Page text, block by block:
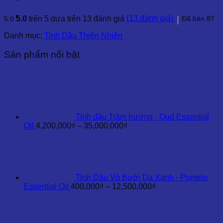
5.0 5.0 trên 5 dựa trên 13 đánh giá (13 đánh giá) Đã bán 87
Danh mục: Tinh Dầu Thiên Nhiên
Sản phẩm nổi bật
Tinh dầu Trầm hương - Oud Essential
Oil 4,200,000₫ – 35,000,000₫
Tinh Dầu Vỏ Bưởi Da Xanh - Pomelo
Essential Oil 400,000₫ – 12,500,000₫